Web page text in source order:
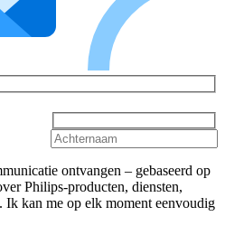
ontvangen – gebaseerd op
Philips-producten, diensten,
Ik kan me op elk moment eenvoudig